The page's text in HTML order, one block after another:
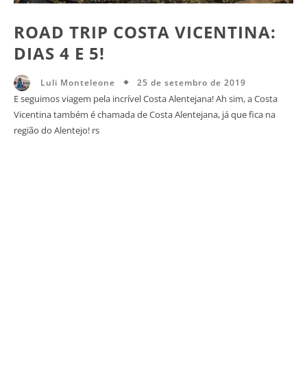
ROAD TRIP COSTA VICENTINA:
DIAS 4 E 5!
Luli Monteleone 25 de setembro de 2019
E seguimos viagem pela incrível Costa Alentejana! Ah sim, a Costa
Vicentina também é chamada de Costa Alentejana, já que fica na
região do Alentejo! rs